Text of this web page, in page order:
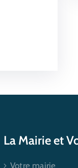
La Mairie et
Votre mairie